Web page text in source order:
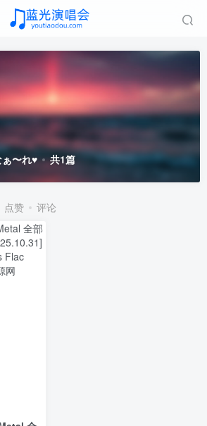
〜れ♥ 共1篇
点赞 评论